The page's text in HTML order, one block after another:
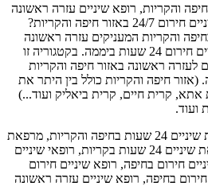
רופא שיניים עזרה ראשונה
בחיפה והקריות או מרפאות שיניים חירום 24/7 באזור חיפה והקריות?
והקריות המעניקים עזרה ראשונה
בשעות הפעילות או טיפול שיניים חירום 24 שעות ביממה. בקטגוריה זו
ראשונה באזור חיפה והקריות
ביממה. (אזור חיפה והקריות כולל בין היתר את
קרית חיים, קרית ביאליק ועוד...)
עמוד זה כולל מידע על מרפאות שיניים 24 שעות בחיפה והקריות, מרפאת
שיניים 24 שעות בחיפה, מרפאת שיניים 24 שעות בקריות, רופאי שיניים
בחיפה, רופא שיניים חירום
בחיפה, רופא שיניים עזרה ראשונה